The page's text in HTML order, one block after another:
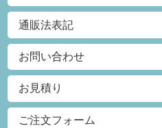
通販法表記
お問い合わせ
お見積り
ご注文フォーム